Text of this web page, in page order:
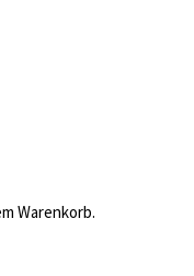
Warenkorb.